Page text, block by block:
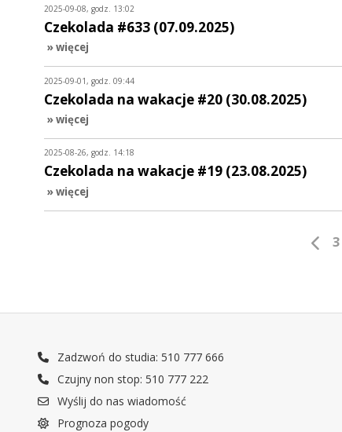
2025-09-08, godz. 13:02
Czekolada #633 (07.09.2025)
» więcej
2025-09-01, godz. 09:44
Czekolada na wakacje #20 (30.08.2025)
» więcej
2025-08-26, godz. 14:18
Czekolada na wakacje #19 (23.08.2025)
» więcej
3
Zadzwoń do studia: 510 777 666
Czujny non stop: 510 777 222
Wyślij do nas wiadomość
Prognoza pogody